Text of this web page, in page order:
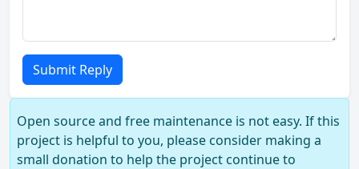
Submit Reply
Open source and free maintenance is not easy. If this
project is helpful to you, please consider making a
small donation to help the project continue to